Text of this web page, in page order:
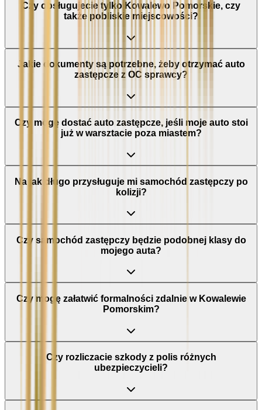
Czy obsługujecie tylko Kowalewo Pomorskie, czy
także pobliskie miejscowości?
Jakie dokumenty są potrzebne, żeby otrzymać auto
zastępcze z OC sprawcy?
Czy mogę dostać auto zastępcze, jeśli moje auto stoi
już w warsztacie poza miastem?
Na jak długo przysługuje mi samochód zastępczy po
kolizji?
Czy samochód zastępczy będzie podobnej klasy do
mojego auta?
Czy mogę załatwić formalności zdalnie w Kowalewie
Pomorskim?
Czy rozliczacie szkody z polis różnych
ubezpieczycieli?